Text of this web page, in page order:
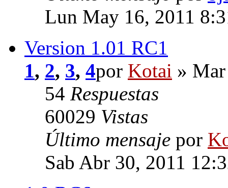
Lun May 16, 2011
Version 1.01 RC1
1, 2, 3, 4por Kotai »
54 Respuestas
60029 Vistas
Último mensaje por
Sab Abr 30, 2011